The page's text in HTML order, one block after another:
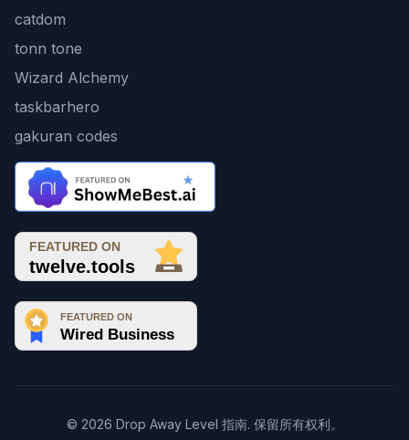
catdom
tonn tone
Wizard Alchemy
taskbarhero
gakuran codes
© 2026 Drop Away Level 指南. 保留所有权利。